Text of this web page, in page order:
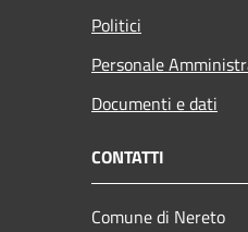
Politici
Personale
Documenti e dati
CONTATTI
Comune di Nereto